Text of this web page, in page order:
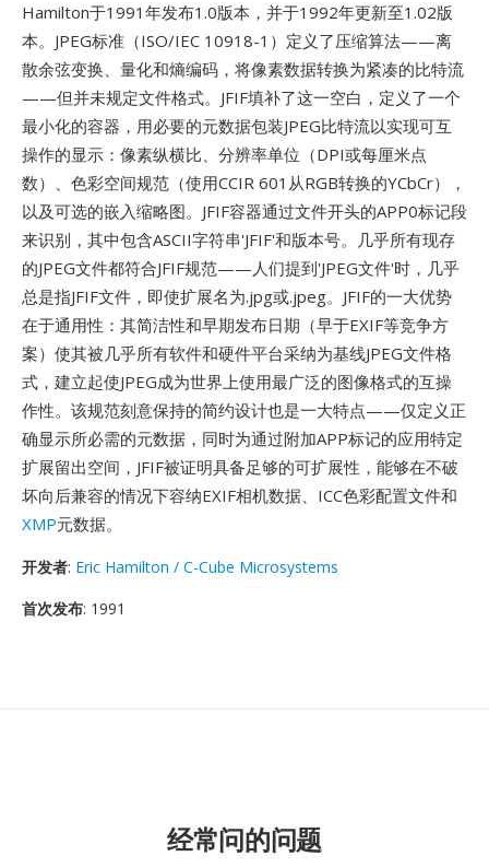
Hamilton于1991年发布1.0版本，并于1992年更新至1.02版
本。JPEG标准（ISO/IEC 10918-1）定义了压缩算法——离
散余弦变换、量化和熵编码，将像素数据转换为紧凑的比特流
——但并未规定文件格式。JFIF填补了这一空白，定义了一个
最小化的容器，用必要的元数据包装JPEG比特流以实现可互
操作的显示：像素纵横比、分辨率单位（DPI或每厘米点
数）、色彩空间规范（使用CCIR 601从RGB转换的YCbCr），
以及可选的嵌入缩略图。JFIF容器通过文件开头的APP0标记段
来识别，其中包含ASCII字符串'JFIF'和版本号。几乎所有现存
的JPEG文件都符合JFIF规范——人们提到'JPEG文件'时，几乎
总是指JFIF文件，即使扩展名为.jpg或.jpeg。JFIF的一大优势
在于通用性：其简洁性和早期发布日期（早于EXIF等竞争方
案）使其被几乎所有软件和硬件平台采纳为基线JPEG文件格
式，建立起使JPEG成为世界上使用最广泛的图像格式的互操
作性。该规范刻意保持的简约设计也是一大特点——仅定义正
确显示所必需的元数据，同时为通过附加APP标记的应用特定
扩展留出空间，JFIF被证明具备足够的可扩展性，能够在不破
坏向后兼容的情况下容纳EXIF相机数据、ICC色彩配置文件和
XMP元数据。
开发者: Eric Hamilton / C-Cube Microsystems
首次发布: 1991
经常问的问题